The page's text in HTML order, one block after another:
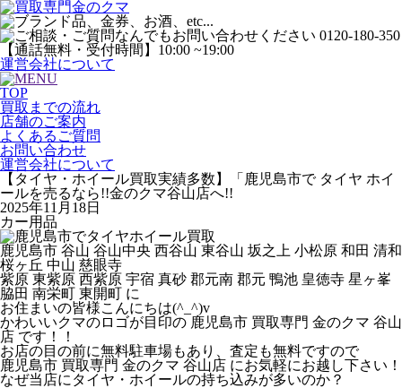
運営会社について
TOP
買取までの流れ
店舗のご案内
よくあるご質問
お問い合わせ
運営会社について
【タイヤ・ホイール買取実績多数】「鹿児島市で タイヤ ホイ
ールを売るなら!!金のクマ谷山店へ!!
2025年11月18日
カー用品
鹿児島市 谷山 谷山中央 西谷山 東谷山 坂之上 小松原 和田 清和
桜ヶ丘 中山 慈眼寺
紫原 東紫原 西紫原 宇宿 真砂 郡元南 郡元 鴨池 皇徳寺 星ヶ峯
脇田 南栄町 東開町 に
お住まいの皆様こんにちは(^_^)v
かわいいクマのロゴが目印の 鹿児島市 買取専門 金のクマ 谷山
店 です！！
お店の目の前に無料駐車場もあり、査定も無料ですので
鹿児島市 買取専門 金のクマ 谷山店 にお気軽にお越し下さい！
なぜ当店にタイヤ・ホイールの持ち込みが多いのか？